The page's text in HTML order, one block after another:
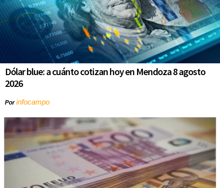
Dólar blue: a cuánto cotizan hoy en Mendoza 8 agosto
2026
Porinfocampo